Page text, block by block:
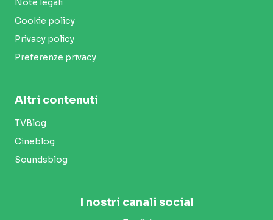
Note legali
Cookie policy
Privacy policy
Preferenze privacy
Altri contenuti
TVBlog
Cineblog
Soundsblog
I nostri canali social